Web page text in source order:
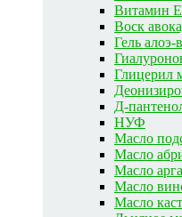
Витамин E
Воск
Гель алоэ-
Глицерил
Д-
НУФ
Масло
Масло
Масло
Масло
Масло